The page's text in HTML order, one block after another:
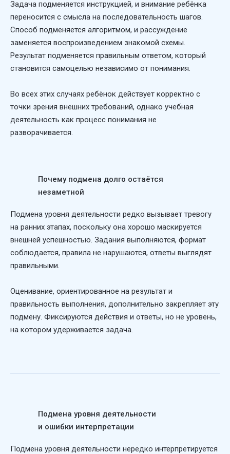
Задача подменяется инструкцией, и внимание ребёнка
переносится с смысла на последовательность шагов.
Способ подменяется алгоритмом, и рассуждение
заменяется воспроизведением знакомой схемы.
Результат подменяется правильным ответом, который
становится самоцелью независимо от понимания.
Во всех этих случаях ребёнок действует корректно с
точки зрения внешних требований, однако учебная
деятельность как процесс понимания не
разворачивается.
Почему подмена долго остаётся
незаметной
Подмена уровня деятельности редко вызывает тревогу
на ранних этапах, поскольку она хорошо маскируется
внешней успешностью. Задания выполняются, формат
соблюдается, правила не нарушаются, ответы выглядят
правильными.
Оценивание, ориентированное на результат и
правильность выполнения, дополнительно закрепляет эту
подмену. Фиксируются действия и ответы, но не уровень,
на котором удерживается задача.
Подмена уровня деятельности
и ошибки интерпретации
Подмена уровня деятельности нередко интерпретируется